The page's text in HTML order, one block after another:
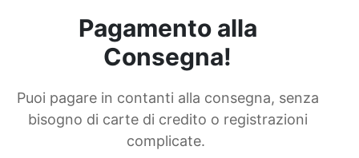
Pagamento alla
Consegna!
Puoi pagare in contanti alla consegna, senza
bisogno di carte di credito o registrazioni
complicate.